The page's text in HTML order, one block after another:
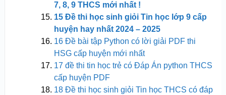
7, 8, 9 THCS mới nhất !
15 Đề thi học sinh giỏi Tin học lớp 9 cấp
huyện hay nhất 2024 – 2025
16 Đề bài tập Python có lời giải PDF thi
HSG cấp huyện mới nhất
17 đề thi tin học trẻ có Đáp Án python THCS
cấp huyện PDF
18 Đề thi học sinh giỏi Tin học THCS có đáp